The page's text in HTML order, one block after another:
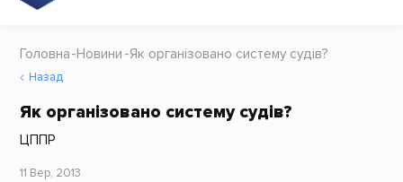
Головна Новини Як організовано систему судів?
Назад
Як організовано систему судів?
ЦППР
11 Вер, 2013